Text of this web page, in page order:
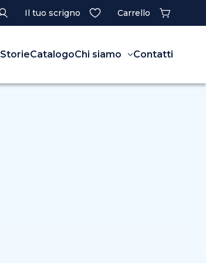
Il tuo scrigno Carrello
StorieCatalogoChi siamo Contatti